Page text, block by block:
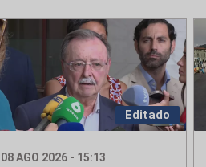
Editado
08 AGO 2026 - 15:13